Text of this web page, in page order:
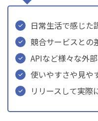
日常生活で感じた
競合サービスとの
APIなど様々な外
使いやすさや見や
リリースして実際